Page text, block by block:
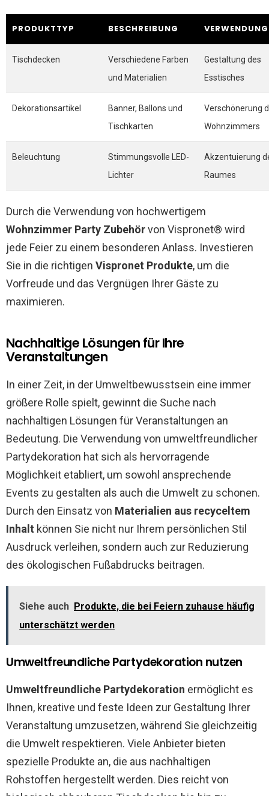
PRODUKTTYP BESCHREIBUNG VERWENDUNG
Tischdecken
Verschiedene Farben
und Materialien
Gestaltung des
Esstisches
Dekorationsartikel
Banner, Ballons und
Tischkarten
Verschönerung
Wohnzimmers
Beleuchtung
Stimmungsvolle LED-
Lichter
Akzentuierung
Raumes
Durch die Verwendung von hochwertigem
Wohnzimmer Party Zubehörvon Vispronet® wird
jede Feier zu einem besonderen Anlass. Investieren
Sie in die richtigen Vispronet Produkte, um die
Vorfreude und das Vergnügen Ihrer Gäste zu
maximieren.
Nachhaltige Lösungen für Ihre
Veranstaltungen
In einer Zeit, in der Umweltbewusstsein eine immer
größere Rolle spielt, gewinnt die Suche nach
nachhaltigen Lösungen für Veranstaltungen an
Bedeutung. Die Verwendung von umweltfreundlicher
Partydekoration hat sich als hervorragende
Möglichkeit etabliert, um sowohl ansprechende
Events zu gestalten als auch die Umwelt zu schonen.
Durch den Einsatz von Materialien aus recyceltem
Inhalt können Sie nicht nur Ihrem persönlichen Stil
Ausdruck verleihen, sondern auch zur Reduzierung
des ökologischen Fußabdrucks beitragen.
Siehe auch Produkte, die bei Feiern zuhause häufig
unterschätzt werden
Umweltfreundliche Partydekoration nutzen
Umweltfreundliche Partydekoration ermöglicht es
Ihnen, kreative und feste Ideen zur Gestaltung Ihrer
Veranstaltung umzusetzen, während Sie gleichzeitig
die Umwelt respektieren. Viele Anbieter bieten
spezielle Produkte an, die aus nachhaltigen
Rohstoffen hergestellt werden. Dies reicht von